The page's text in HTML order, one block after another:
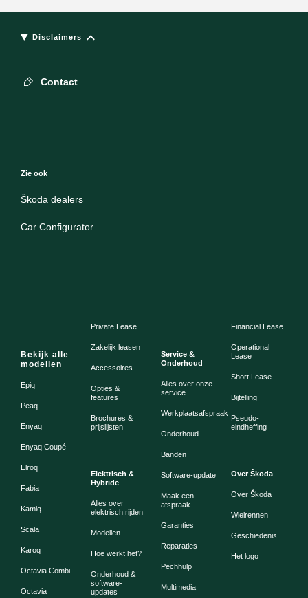
Disclaimers
Contact
Zie ook
Škoda dealers
Car Configurator
Bekijk alle
modellen
Epiq
Peaq
Enyaq
Enyaq Coupé
Elroq
Fabia
Kamiq
Scala
Karoq
Octavia Combi
Octavia
Private Lease
Zakelijk leasen
Accessoires
Opties &
features
Brochures &
prijslijsten
Elektrisch &
Hybride
Alles over
elektrisch rijden
Modellen
Hoe werkt het?
Onderhoud &
software-
updates
Service &
Onderhoud
Alles over onze
service
Werkplaatsafspraak
Onderhoud
Banden
Software-update
Maak een
afspraak
Garanties
Reparaties
Pechhulp
Multimedia
Financial Lease
Operational
Lease
Short Lease
Bijtelling
Pseudo-
eindheffing
Over Škoda
Over Škoda
Wielrennen
Geschiedenis
Het logo